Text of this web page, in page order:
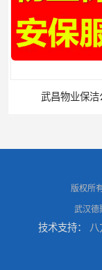
武昌专业物业
版权所
武汉德
技术支持： 八